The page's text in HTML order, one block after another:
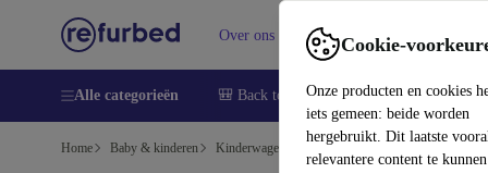
Cookie-
Onze producten en cookies
iets gemeen: beide worden
hergebruikt. Dit laatste
relevantere content te
Over ons Verkopen Support
Alle categorieën 🎒 Back to school Smartphones
Home Baby & kinderen Kinderwagens & Buggy's